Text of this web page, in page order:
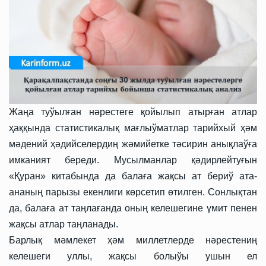
Жаңа туўылған нәрестеге қойылып атырған атлар
ҳаққында статистикалық мағлыўматлар тарийхый ҳәм
мәдений ҳәдийселердиң жәмийетке тәсирин анықлаўға
имканият береди. Мусылманлар қәдирлейтуғын
«Қуран» китабында да балаға жақсы ат бериў ата-
ананың парызы екенлиги көрсетип өтилген. Сонлықтан
да, балаға ат таңлағанда оның келешегине үмит пенен
жақсы атлар таңланады.
Барлық мәмлекет ҳәм миллетлерде нәрестениң
келешеги уллы, жақсы болыўы ушын ел